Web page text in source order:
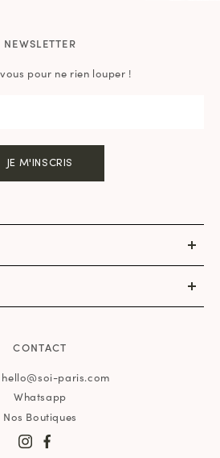
CONTACT
paris.com
Whatsapp
Nos Boutiques
NEWSLETTER
pour ne rien louper !
JE M'INSCRIS